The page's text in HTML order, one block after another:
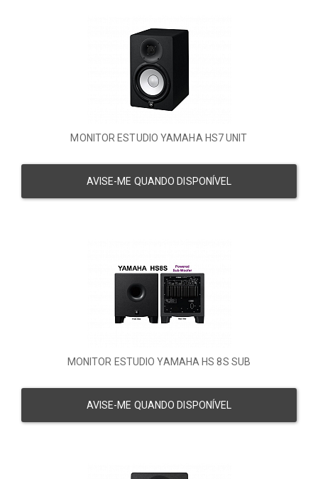
MONITOR ESTUDIO YAMAHA HS7 UNIT
AVISE-ME QUANDO DISPONÍVEL
MONITOR ESTUDIO YAMAHA HS 8S SUB
AVISE-ME QUANDO DISPONÍVEL